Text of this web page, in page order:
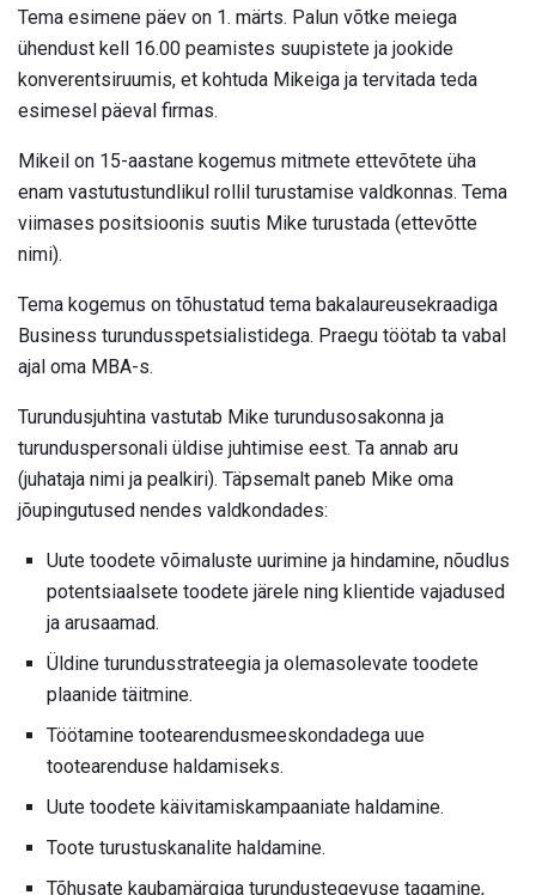
Tema esimene päev on 1. märts. Palun võtke meiega
ühendust kell 16.00 peamistes suupistete ja jookide
konverentsiruumis, et kohtuda Mikeiga ja tervitada teda
esimesel päeval firmas.
Mikeil on 15-aastane kogemus mitmete ettevõtete üha
enam vastutustundlikul rollil turustamise valdkonnas. Tema
viimases positsioonis suutis Mike turustada (ettevõtte
nimi).
Tema kogemus on tõhustatud tema bakalaureusekraadiga
Business turundusspetsialistidega. Praegu töötab ta vabal
ajal oma MBA-s.
Turundusjuhtina vastutab Mike turundusosakonna ja
turunduspersonali üldise juhtimise eest. Ta annab aru
(juhataja nimi ja pealkiri). Täpsemalt paneb Mike oma
jõupingutused nendes valdkondades:
Uute toodete võimaluste uurimine ja hindamine, nõudlus
potentsiaalsete toodete järele ning klientide vajadused
ja arusaamad.
Üldine turundusstrateegia ja olemasolevate toodete
plaanide täitmine.
Töötamine tootearendusmeeskondadega uue
tootearenduse haldamiseks.
Uute toodete käivitamiskampaaniate haldamine.
Toote turustuskanalite haldamine.
Tõhusate kaubamärgiga turundustegevuse tagamine,